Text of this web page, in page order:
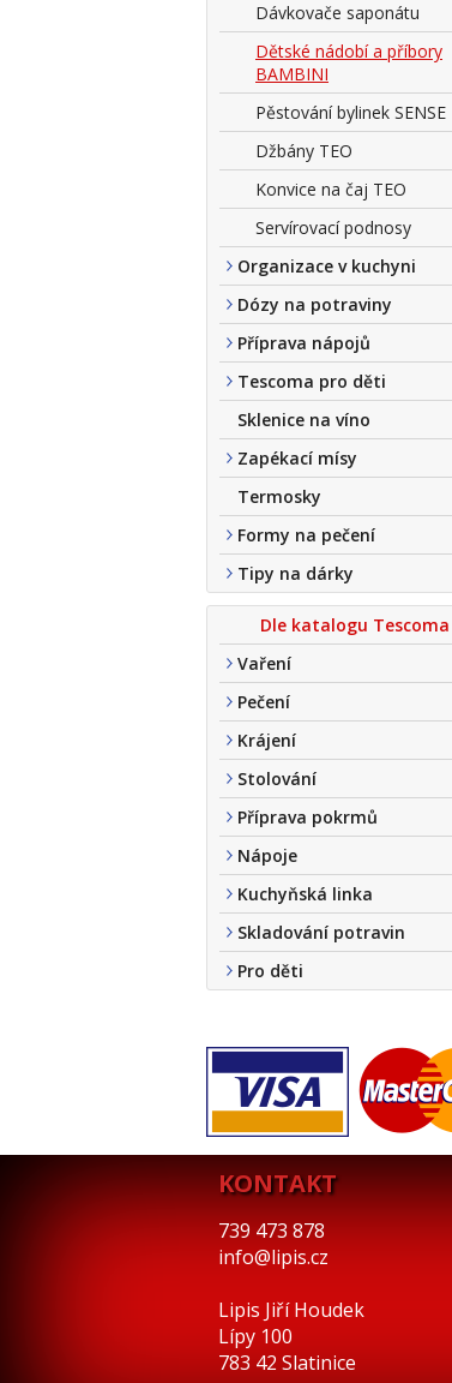
Dávkovače saponátu
Dětské nádobí a příbory
BAMBINI
Pěstování bylinek SENSE
Džbány TEO
Konvice na čaj TEO
Servírovací podnosy
Organizace v kuchyni
Dózy na potraviny
Příprava nápojů
Tescoma pro děti
Sklenice na víno
Zapékací mísy
Termosky
Formy na pečení
Tipy na dárky
Dle katalogu Tescoma
Vaření
Pečení
Krájení
Stolování
Příprava pokrmů
Nápoje
Kuchyňská linka
Skladování potravin
Pro děti
KONTAKT
739 473 878
info@lipis.cz
Lipis Jiří Houdek
Lípy 100
783 42 Slatinice